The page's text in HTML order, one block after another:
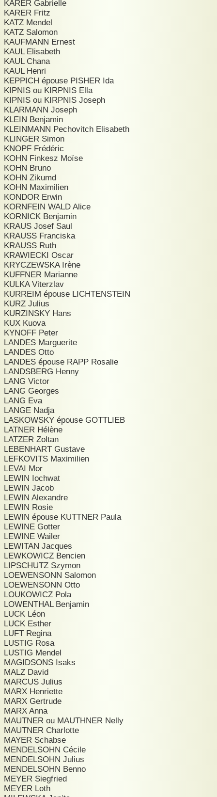
KARER Gabrielle
KARER Fritz
KATZ Mendel
KATZ Salomon
KAUFMANN Ernest
KAUL Elisabeth
KAUL Chana
KAUL Henri
KEPPICH épouse PISHER Ida
KIPNIS ou KIRPNIS Ella
KIPNIS ou KIRPNIS Joseph
KLARMANN Joseph
KLEIN Benjamin
KLEINMANN Pechovitch Elisabeth
KLINGER Simon
KNOPF Frédéric
KOHN Finkesz Moïse
KOHN Bruno
KOHN Zikumd
KOHN Maximilien
KONDOR Erwin
KORNFEIN WALD Alice
KORNICK Benjamin
KRAUS Josef Saul
KRAUSS Franciska
KRAUSS Ruth
KRAWIECKI Oscar
KRYCZEWSKA Irène
KUFFNER Marianne
KULKA Viterzlav
KURREIM épouse LICHTENSTEIN
KURZ Julius
KURZINSKY Hans
KUX Kuova
KYNOFF Peter
LANDES Marguerite
LANDES Otto
LANDES épouse RAPP Rosalie
LANDSBERG Henny
LANG Victor
LANG Georges
LANG Eva
LANGE Nadja
LASKOWSKY épouse GOTTLIEB
LATNER Hélène
LATZER Zoltan
LEBENHART Gustave
LEFKOVITS Maximilien
LEVAI Mor
LEWIN Iochwat
LEWIN Jacob
LEWIN Alexandre
LEWIN Rosie
LEWIN épouse KUTTNER Paula
LEWINE Gotter
LEWINE Wailer
LEWITAN Jacques
LEWKOWICZ Bencien
LIPSCHUTZ Szymon
LOEWENSONN Salomon
LOEWENSONN Otto
LOUKOWICZ Pola
LOWENTHAL Benjamin
LUCK Léon
LUCK Esther
LUFT Regina
LUSTIG Rosa
LUSTIG Mendel
MAGIDSONS Isaks
MALZ David
MARCUS Julius
MARX Henriette
MARX Gertrude
MARX Anna
MAUTNER ou MAUTHNER Nelly
MAUTNER Charlotte
MAYER Schabse
MENDELSOHN Cécile
MENDELSOHN Julius
MENDELSOHN Benno
MEYER Siegfried
MEYER Loth